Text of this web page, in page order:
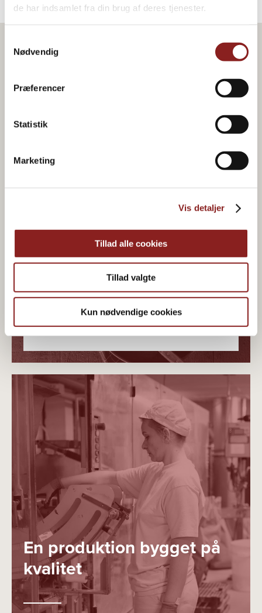
de har indsamlet fra din brug af deres tjenester.
Nødvendig
Præferencer
Statistik
Marketing
Vis detaljer
Tillad alle cookies
Tillad valgte
Kun nødvendige cookies
Økologisk & plantebaseret
madglæde
PLANTERIG ØKOLOGI
En produktion bygget på
kvalitet